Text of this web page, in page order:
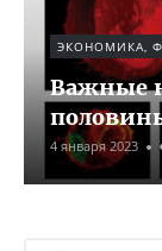
ЭКОНОМИКА,
Важные
4 января 2023